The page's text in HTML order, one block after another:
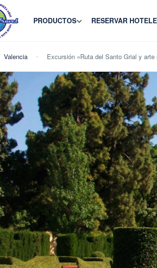
PRODUCTOS RESERVAR
Valencia Excursión «Ruta del Santo Grial y arte